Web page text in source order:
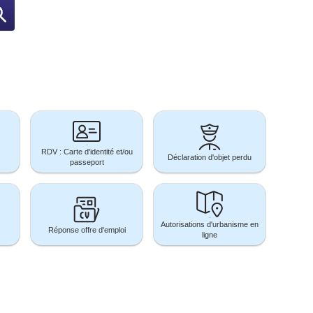
RDV
:
Carte
RDV : Carte d'identité et/ou
passeport
Déclaration
d'objet
perdu
Déclaration d'objet perdu
Réponse
offre
d'emploi
Réponse offre d'emploi
Autorisations
d'urbanisme
en
Autorisations d'urbanisme en
ligne